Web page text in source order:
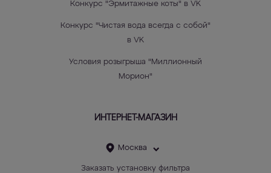
Конкурс "Эрмитажные коты" в VK
Конкурс "Чистая вода всегда с собой"
в VK
Условия розыгрыша "Миллионный
Морион"
ИНТЕРНЕТ-МАГАЗИН
Москва
Заказать установку фильтра